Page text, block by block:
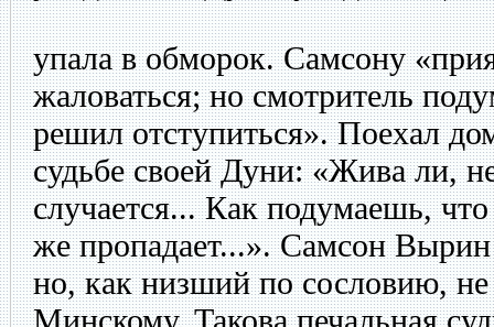
упала в обморок. Самсону
жаловаться; но смотритель
решил отступиться». Поехал
судьбе своей Дуни: «Жива ли,
случается... Как подумаешь,
же пропадает...». Самсон Вырин
но, как низший по сословию, не
Минскому. Такова печальная